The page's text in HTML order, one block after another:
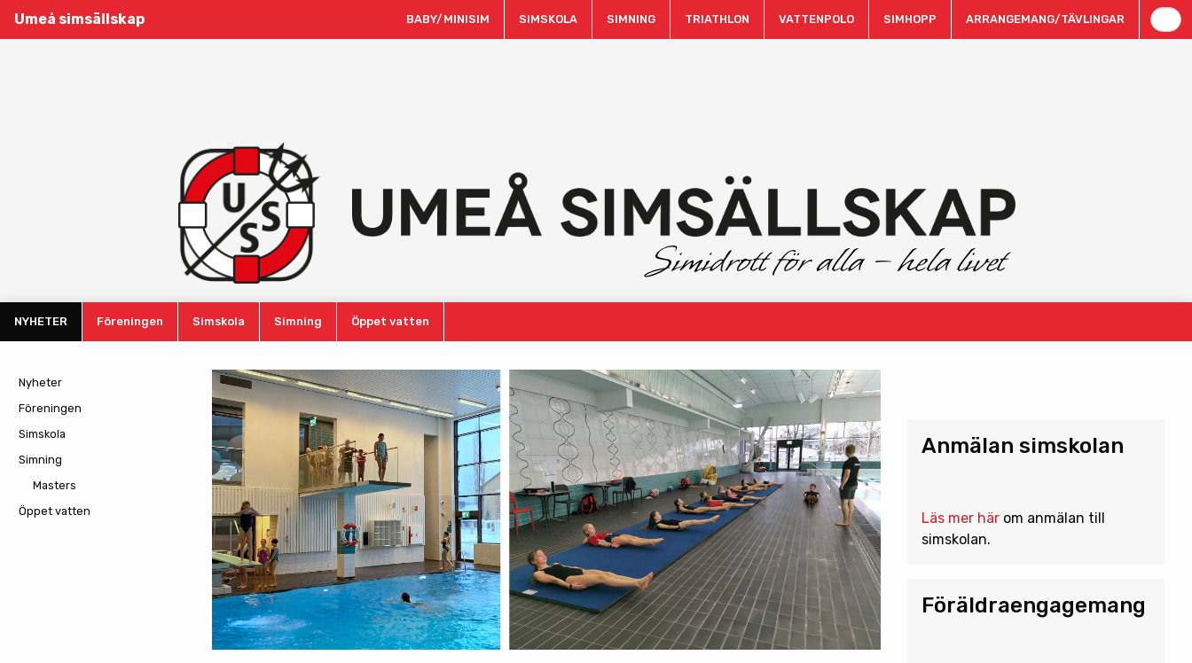
Umeå simsällskap BABY/MINISIM SIMSKOLA SIMNING TRIATHLON VATTENPOLO SIMHOPP ARRANGEMANG/TÄVLINGAR
NYHETER Föreningen Simskola Simning Öppet vatten
Nyheter
Föreningen
Simskola
Simning
Masters
Öppet vatten
Anmälan simskolan
Läs mer härom anmälan till
simskolan.
Föräldraengagemang